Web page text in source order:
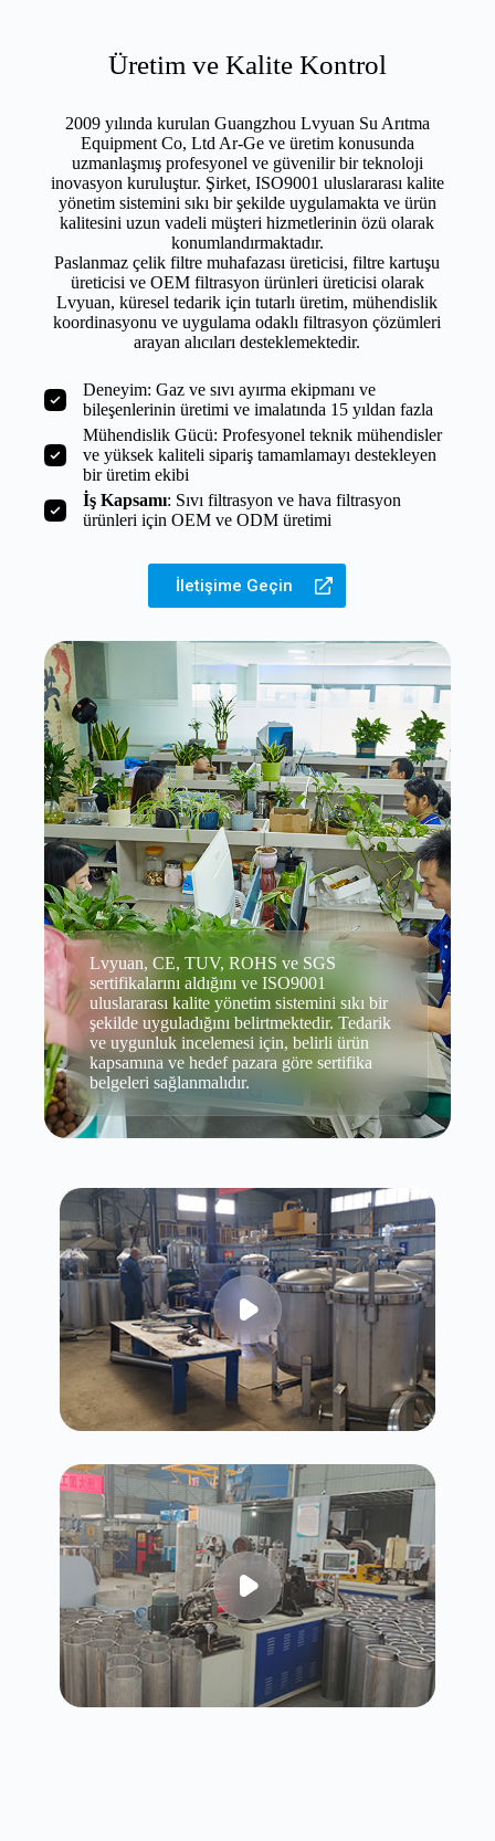
Üretim ve Kalite Kontrol
2009 yılında kurulan Guangzhou Lvyuan Su Arıtma
Equipment Co, Ltd Ar-Ge ve üretim konusunda
uzmanlaşmış profesyonel ve güvenilir bir teknoloji
inovasyon kuruluştur. Şirket, ISO9001 uluslararası kalite
yönetim sistemini sıkı bir şekilde uygulamakta ve ürün
kalitesini uzun vadeli müşteri hizmetlerinin özü olarak
konumlandırmaktadır.
Paslanmaz çelik filtre muhafazası üreticisi, filtre kartuşu
üreticisi ve OEM filtrasyon ürünleri üreticisi olarak
Lvyuan, küresel tedarik için tutarlı üretim, mühendislik
koordinasyonu ve uygulama odaklı filtrasyon çözümleri
arayan alıcıları desteklemektedir.
Deneyim: Gaz ve sıvı ayırma ekipmanı ve
bileşenlerinin üretimi ve imalatında 15 yıldan fazla
Mühendislik Gücü: Profesyonel teknik mühendisler
ve yüksek kaliteli sipariş tamamlamayı destekleyen
bir üretim ekibi
İş Kapsamı: Sıvı filtrasyon ve hava filtrasyon
ürünleri için OEM ve ODM üretimi
İletişime Geçin
Lvyuan, CE, TUV, ROHS ve SGS
sertifikalarını aldığını ve ISO9001
uluslararası kalite yönetim sistemini sıkı bir
şekilde uyguladığını belirtmektedir. Tedarik
ve uygunluk incelemesi için, belirli ürün
kapsamına ve hedef pazara göre sertifika
belgeleri sağlanmalıdır.